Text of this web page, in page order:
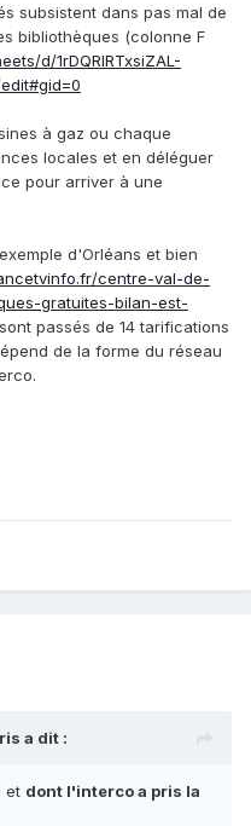
subsistent dans pas mal de
bibliothèques (colonne F
d/1rDQRIRTxsiZAL-
à gaz ou chaque
locales et en déléguer
pour arriver à une
d'Orléans et bien
centre-val-de-
gratuites-bilan-est-
passés de 14 tarifications
de la forme du réseau
a dit :
et dont l'interco a pris la